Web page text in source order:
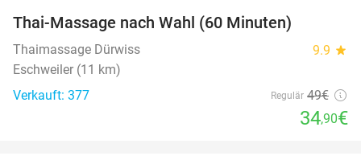
Thai-Massage nach Wahl (60 Minuten)
Thaimassage Dürwiss 9.9 star
Eschweiler (11 km)
Verkauft: 377
Regulär 49€
34,90€